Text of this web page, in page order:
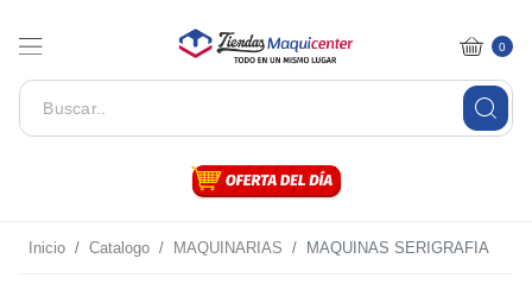
0
Inicio Catalogo MAQUINARIAS MAQUINAS SERIGRAFIA